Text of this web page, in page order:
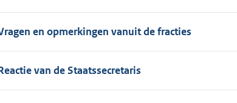
en opmerkingen vanuit de fracties
van de Staatssecretaris